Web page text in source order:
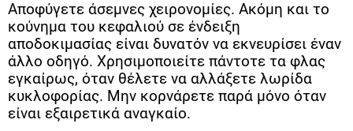
Αποφύγετε άσεμνες χειρονομίες. Ακόμη και το
κούνημα του κεφαλιού σε ένδειξη
αποδοκιμασίας είναι δυνατόν να εκνευρίσει έναν
άλλο οδηγό. Χρησιμοποιείτε πάντοτε τα φλας
εγκαίρως, όταν θέλετε να αλλάξετε λωρίδα
κυκλοφορίας. Μην κορνάρετε παρά μόνο όταν
είναι εξαιρετικά αναγκαίο.